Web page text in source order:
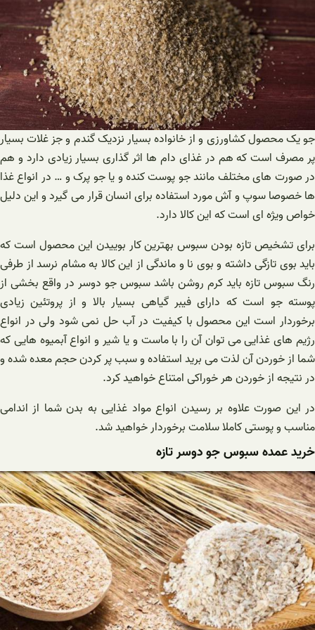
جو یک محصول کشاورزی و از خانواده بسیار نزدیک گندم و جز غلات بسیار
پر مصرف است که هم در غذای دام ها اثر گذاری بسیار زیادی دارد و هم
در صورت های مختلف مانند جو پوست کنده و یا جو پرک و … در انواع غذا
ها خصوصا سوپ و آش مورد استفاده برای انسان قرار می گیرد و این دلیل
خواص ویژه ای است که این کالا دارد.
برای تشخیص تازه بودن سبوس بهترین کار بوییدن این محصول است که
باید بوی تازگی داشته و بوی نا و ماندگی از این کالا به مشام نرسد از طرفی
رنگ سبوس تازه باید کرم روشن باشد سبوس جو دوسر در واقع بخشی از
پوسته جو است که دارای فیبر گیاهی بسیار بالا و از پروتئین زیادی
برخوردار است این محصول با کیفیت در آب حل نمی شود ولی در انواع
رژیم های غذایی می توان آن را با ماست و یا شیر و انواع آبمیوه هایی که
شما از خوردن آن لذت می برید استفاده و سبب پر کردن حجم معده شده و
در نتیجه از خوردن هر خوراکی امتناع خواهید کرد.
در این صورت علاوه بر رسیدن انواع مواد غذایی به بدن شما از اندامی
مناسب و پوستی کاملا سلامت برخوردار خواهید شد.
خرید عمده سبوس جو دوسر تازه